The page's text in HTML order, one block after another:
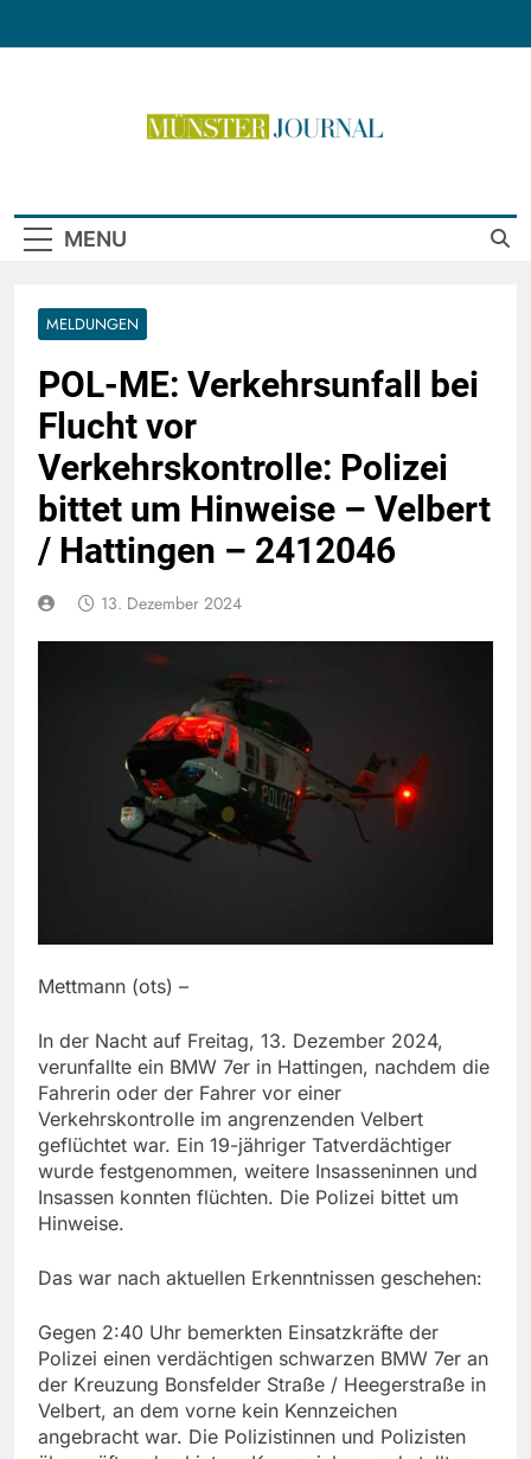
MENU
MELDUNGEN
POL-ME: Verkehrsunfall bei
Flucht vor
Verkehrskontrolle: Polizei
bittet um Hinweise – Velbert
/ Hattingen – 2412046
13. Dezember 2024
Mettmann (ots) –
In der Nacht auf Freitag, 13. Dezember 2024,
verunfallte ein BMW 7er in Hattingen, nachdem die
Fahrerin oder der Fahrer vor einer
Verkehrskontrolle im angrenzenden Velbert
geflüchtet war. Ein 19-jähriger Tatverdächtiger
wurde festgenommen, weitere Insasseninnen und
Insassen konnten flüchten. Die Polizei bittet um
Hinweise.
Das war nach aktuellen Erkenntnissen geschehen:
Gegen 2:40 Uhr bemerkten Einsatzkräfte der
Polizei einen verdächtigen schwarzen BMW 7er an
der Kreuzung Bonsfelder Straße / Heegerstraße in
Velbert, an dem vorne kein Kennzeichen
angebracht war. Die Polizistinnen und Polizisten